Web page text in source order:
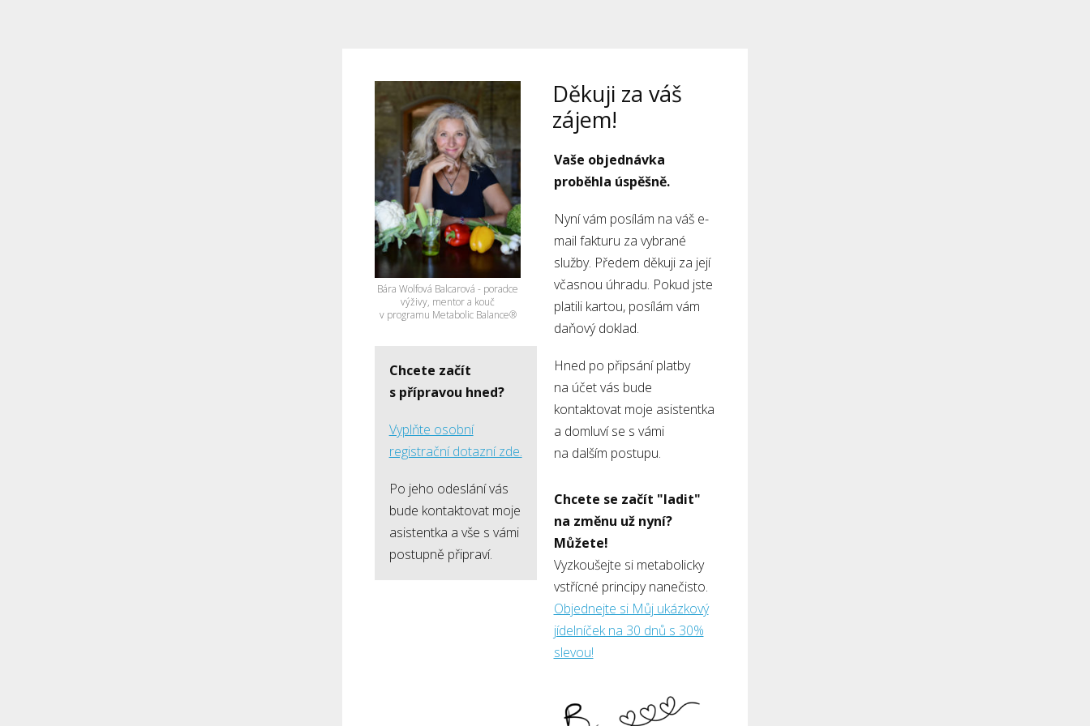
Bára Wolfová Balcarová - poradce
výživy, mentor a kouč
v programu Metabolic Balance®
Chcete začít
s přípravou hned?
Vyplňte osobní
registrační dotazní zde.
Po jeho odeslání vás
bude kontaktovat moje
asistentka a vše s vámi
postupně připraví.
Děkuji za váš
zájem!
Vaše objednávka
proběhla úspěšně.
Nyní vám posílám na váš e-
mail fakturu za vybrané
služby. Předem děkuji za její
včasnou úhradu. Pokud jste
platili kartou, posílám vám
daňový doklad.
Hned po připsání platby
na účet vás bude
kontaktovat moje asistentka
a domluví se s vámi
na dalším postupu.
Chcete se začít "ladit"
na změnu už nyní?
Můžete!
Vyzkoušejte si metabolicky
vstřícné principy nanečisto.
Objednejte si Můj ukázkový
jídelníček na 30 dnů s 30%
slevou!